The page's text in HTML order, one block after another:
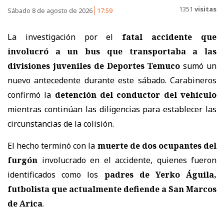
Sábado 8 de agosto de 2026 17:59 1351 visitas
La investigación por el fatal accidente que
involucró a un bus que transportaba a las
divisiones juveniles de Deportes Temuco sumó un
nuevo antecedente durante este sábado. Carabineros
confirmó la detención del conductor del vehículo
mientras continúan las diligencias para establecer las
circunstancias de la colisión.
El hecho terminó con la muerte de dos ocupantes del
furgón involucrado en el accidente, quienes fueron
identificados como los padres de Yerko Águila,
futbolista que actualmente defiende a San Marcos
de Arica.